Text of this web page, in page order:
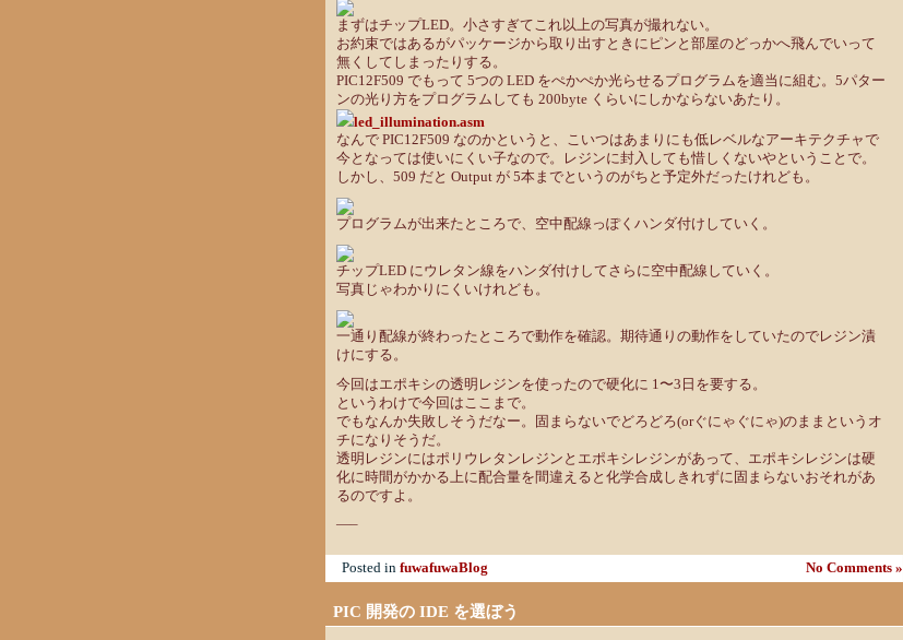
まずはチップLED。小さすぎてこれ以上の写真が撮れない。
お約束ではあるがパッケージから取り出すときにピンと部屋のどっかへ飛んでいって
無くしてしまったりする。
PIC12F509 でもって 5つの LED をぺかぺか光らせるプログラムを適当に組む。5パター
ンの光り方をプログラムしても 200byte くらいにしかならないあたり。
led_illumination.asm
なんで PIC12F509 なのかというと、こいつはあまりにも低レベルなアーキテクチャで
今となっては使いにくい子なので。レジンに封入しても惜しくないやということで。
しかし、509 だと Output が 5本までというのがちと予定外だったけれども。
プログラムが出来たところで、空中配線っぽくハンダ付けしていく。
チップLED にウレタン線をハンダ付けしてさらに空中配線していく。
写真じゃわかりにくいけれども。
一通り配線が終わったところで動作を確認。期待通りの動作をしていたのでレジン漬
けにする。
今回はエポキシの透明レジンを使ったので硬化に 1〜3日を要する。
というわけで今回はここまで。
でもなんか失敗しそうだなー。固まらないでどろどろ(orぐにゃぐにゃ)のままというオ
チになりそうだ。
透明レジンにはポリウレタンレジンとエポキシレジンがあって、エポキシレジンは硬
化に時間がかかる上に配合量を間違えると化学合成しきれずに固まらないおそれがあ
るのですよ。
—–
Posted in fuwafuwaBlog No Comments »
PIC 開発の IDE を選ぼう